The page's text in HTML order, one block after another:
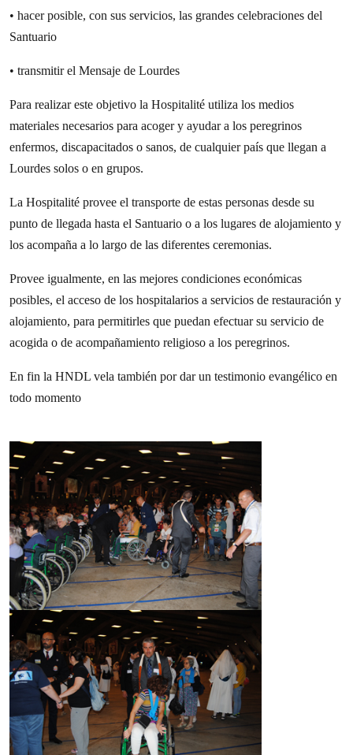
• hacer posible, con sus servicios, las grandes celebraciones del
Santuario
• transmitir el Mensaje de Lourdes
Para realizar este objetivo la Hospitalité utiliza los medios
materiales necesarios para acoger y ayudar a los peregrinos
enfermos, discapacitados o sanos, de cualquier país que llegan a
Lourdes solos o en grupos.
La Hospitalité provee el transporte de estas personas desde su
punto de llegada hasta el Santuario o a los lugares de alojamiento y
los acompaña a lo largo de las diferentes ceremonias.
Provee igualmente, en las mejores condiciones económicas
posibles, el acceso de los hospitalarios a servicios de restauración y
alojamiento, para permitirles que puedan efectuar su servicio de
acogida o de acompañamiento religioso a los peregrinos.
En fin la HNDL vela también por dar un testimonio evangélico en
todo momento